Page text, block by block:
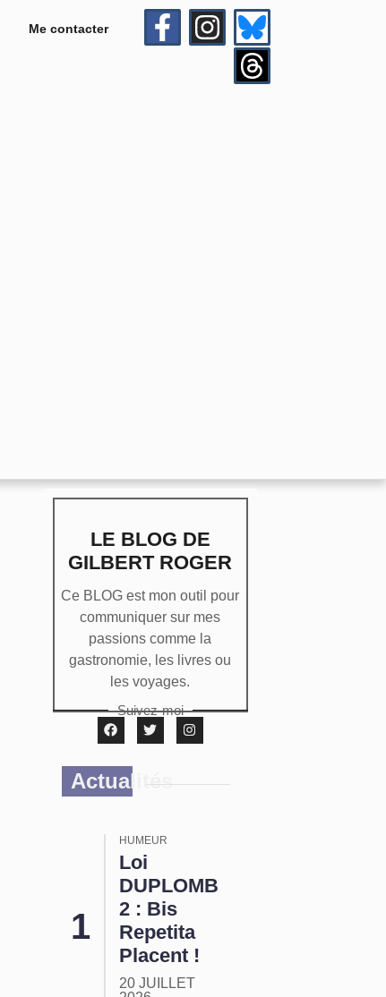
Me contacter
LE BLOG DE
GILBERT ROGER
Ce BLOG est mon outil pour
communiquer sur mes
passions comme la
gastronomie, les livres ou
les voyages.
Suivez-moi
Actualités
HUMEUR
Loi
DUPLOMB
2 : Bis
Repetita
Placent !
20 JUILLET